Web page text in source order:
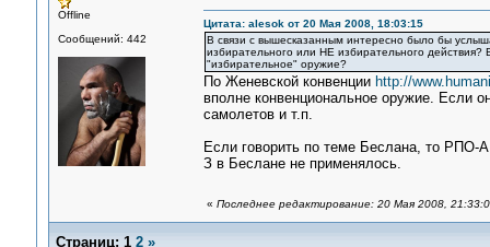
Offline
Сообщений: 442
Цитата: alesok от 20 Мая 2008, 18:03:15
В связи с вышесказанным интересно было бы
избирательного или НЕ избирательного
"избирательное" оружие?
По Женевской конвенции http://
вполне конвенциональное оружие. Если
самолетов и т.п.
Если говорить по теме Беслана, то РПО-
З в Беслане не применялось.
« Последнее редактирование: 20 Мая 2008,
Страниц: 1 2 »